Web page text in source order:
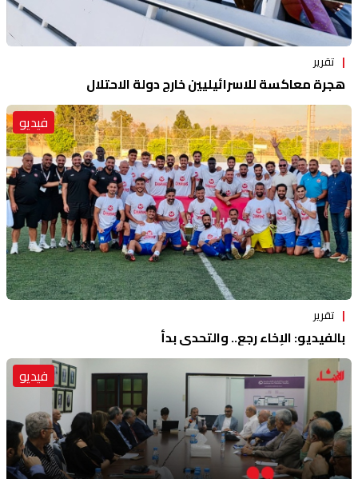
تقرير
هجرة معاكسة للاسرائيليين خارج دولة الاحتلال
فيديو
تقرير
بالفيديو: الإخاء رجع.. والتحدي بدأ
فيديو